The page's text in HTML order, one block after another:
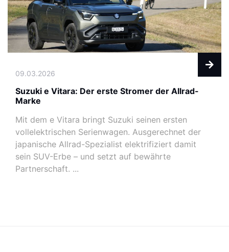
09.03.2026
Suzuki e Vitara: Der erste Stromer der Allrad-
Marke
Mit dem e Vitara bringt Suzuki seinen ersten
vollelektrischen Serienwagen. Ausgerechnet der
japanische Allrad-Spezialist elektrifiziert damit
sein SUV-Erbe – und setzt auf bewährte
Partnerschaft. ...